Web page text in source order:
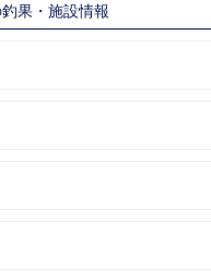
果・施設情報